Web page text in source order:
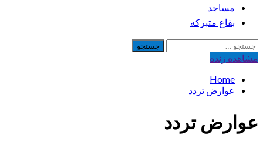
مساجد
بقاع متبرکه
جستجو
برای:
مشاهده‌ زنده
Home
عوارض تردد
عوارض تردد